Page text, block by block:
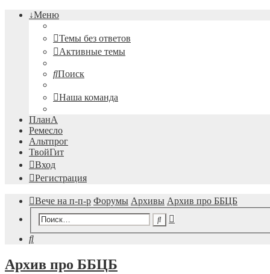
↓Меню
Темы без ответов
Активные темы
Поиск
Наша команда
ПланА
Ремесло
Альтпрог
ТвойГит
Вход
Регистрация
Вече на п-п-р Форумы Архивы Архив про ББЦБ
Поиск
Поиск
Архив про ББЦБ